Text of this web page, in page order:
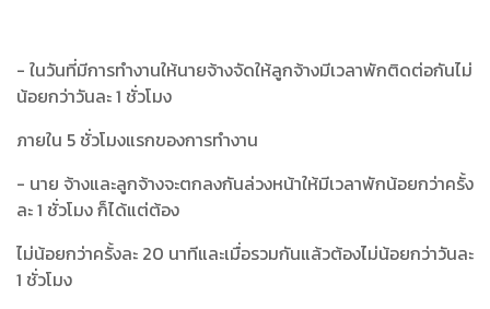
- ในวันที่มีการทำงานให้นายจ้างจัดให้ลูกจ้างมีเวลาพักติดต่อกันไม่
น้อยกว่าวันละ 1 ชั่วโมง
ภายใน 5 ชั่วโมงแรกของการทำงาน
- นาย จ้างและลูกจ้างจะตกลงกันล่วงหน้าให้มีเวลาพักน้อยกว่าครั้ง
ละ 1 ชั่วโมง ก็ได้แต่ต้อง
ไม่น้อยกว่าครั้งละ 20 นาทีและเมื่อรวมกันแล้วต้องไม่น้อยกว่าวันละ
1 ชั่วโมง